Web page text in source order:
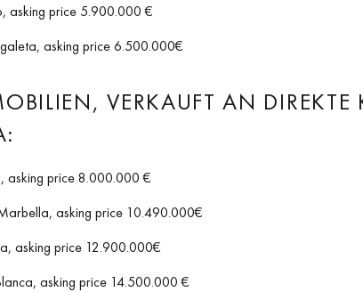
asking price 5.900.000 €
asking price 6.500.000€
VERKAUFT AN DIREKTE
asking price 8.000.000 €
asking price 10.490.000€
asking price 12.900.000€
asking price 14.500.000 €